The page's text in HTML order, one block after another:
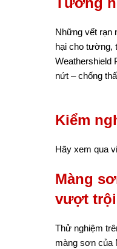
Những vết rạn
hại cho tường,
Weathershield
nứt – chống
Kiểm
Hãy xem qua
Màng
vượt trội
Thử nghiệm
màng sơn của